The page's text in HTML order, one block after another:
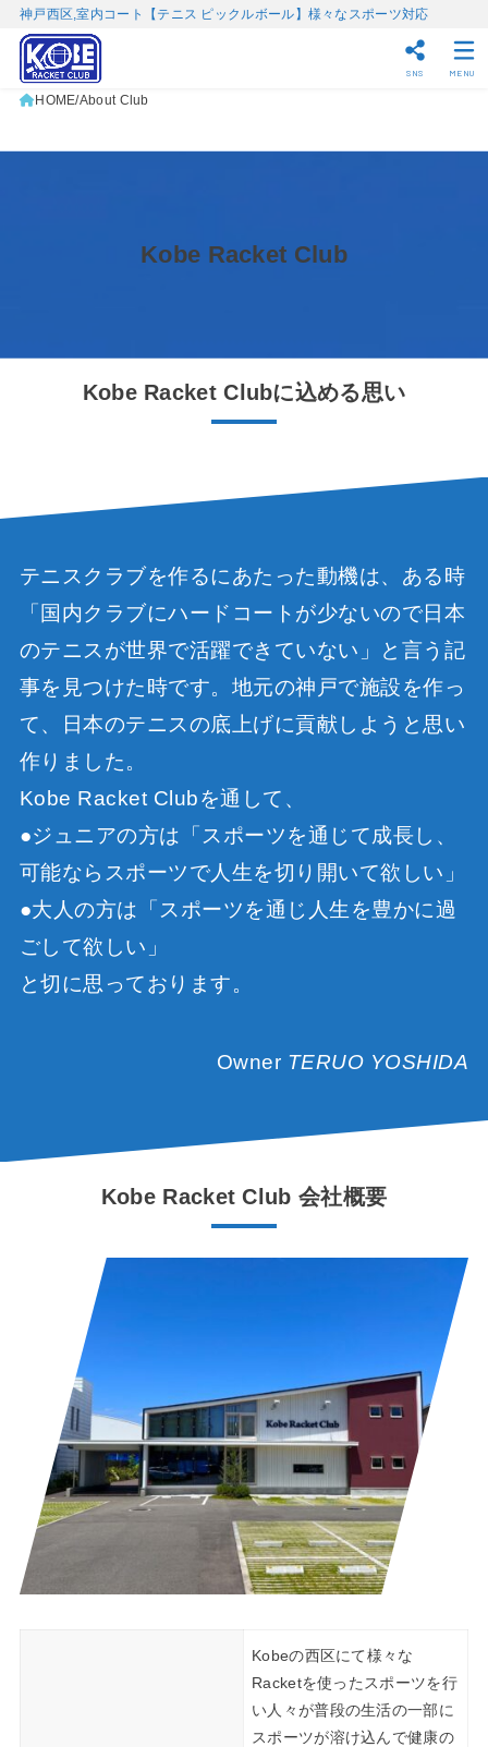
神戸西区,室内コート【テニス ピックルボール】様々なスポーツ対応
SNS MENU
HOME About Club
Kobe Racket Club
Kobe Racket Clubに込める思い
テニスクラブを作るにあたった動機は、ある時
「国内クラブにハードコートが少ないので日本
のテニスが世界で活躍できていない」と言う記
事を見つけた時です。地元の神戸で施設を作っ
て、日本のテニスの底上げに貢献しようと思い
作りました。
Kobe Racket Clubを通して、
●ジュニアの方は「スポーツを通じて成長し、
可能ならスポーツで人生を切り開いて欲しい」
●大人の方は「スポーツを通じ人生を豊かに過
ごして欲しい」
と切に思っております。
Owner TERUO YOSHIDA
Kobe Racket Club 会社概要
Kobeの西区にて様々な
Racketを使ったスポーツを行
い人々が普段の生活の一部に
スポーツが溶け込んで健康の